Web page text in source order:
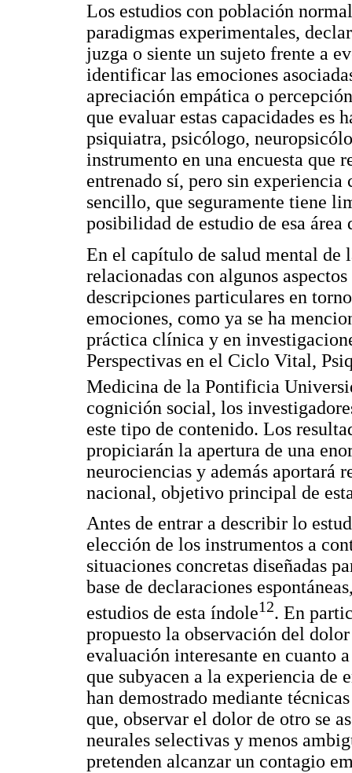
Los estudios con población
paradigmas experimentales,
juzga o siente un sujeto frente a
identificar las emociones
apreciación empática o
que evaluar estas capacidades
psiquiatra, psicólogo,
instrumento en una encuesta que
entrenado sí, pero sin
sencillo, que seguramente tiene
posibilidad de estudio de esa
En el capítulo de salud mental de
relacionadas con algunos
descripciones particulares en
emociones, como ya se ha
práctica clínica y en
Perspectivas en el Ciclo Vital,
Medicina de la Pontificia
cognición social, los
este tipo de contenido. Los
propiciarán la apertura de una
neurociencias y además aportará
nacional, objetivo principal de
Antes de entrar a describir lo
elección de los instrumentos a
situaciones concretas diseñadas
base de declaraciones
estudios de esta índole12. En
propuesto la observación del
evaluación interesante en cuanto
que subyacen a la experiencia de
han demostrado mediante
que, observar el dolor de otro se
neurales selectivas y menos
pretenden alcanzar un contagio